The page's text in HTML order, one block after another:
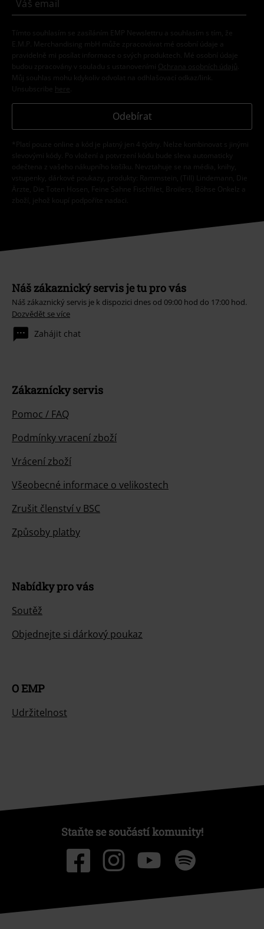
Tímto souhlasím se zasíláním EMP Newslettru a souhlasím s tím, že
E.M.P. Merchandising mbH může zpracovávat mé osobní údaje a
pravidelně mi posílat informace o svých produktech. Mé osobní údaje
budou zpracovány v souladu s ustanoveními
Ochrana osobních údajů
Můj souhlas mohu kdykoliv odvolat na odhlašovací odkaz/link.
Unsubscribe here
Odebírat
*Platí pouze online a kód je platný jen 4 týdny. Nelze kombinovat s jinými
slevovými kódy. Po vložení a potvrzení kódu bude sleva automaticky
odečtena z vašeho nákupního košíku. Nevztahuje se na média, knihy,
vstupenky, dárkové poukazy, produkty: Rammstein, (Till) Lindemann, Die
Ärzte, Die Toten Hosen, Feine Sahne Fischfilet, Broilers, Böhse Onkelz a
zboží, jehož koupí podpoříte nadaci.
Náš zákaznický servis je tu pro vás
Náš zákaznický servis je k dispozici dnes od 09:00 hod do 17:00 hod.
Dozvědět se více
Zahájit chat
Zákaznícky servis
Pomoc / FAQ
Podmínky vracení zboží
Vrácení zboží
Všeobecné informace o velikostech
Zrušit členství v BSC
Způsoby platby
Nabídky pro vás
Soutěž
Objednejte si dárkový poukaz
O EMP
Udržitelnost
Staňte se součástí komunity!